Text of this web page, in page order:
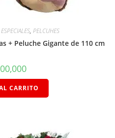
ESPECIALES, PELCUHES
+ Peluche Gigante de 110 cm
CARRITO